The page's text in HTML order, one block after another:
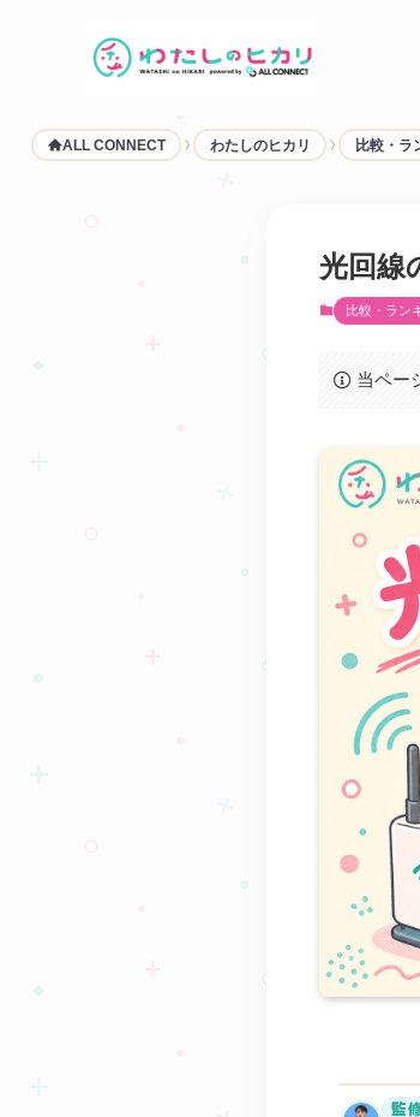
ALL CONNECT わたしのヒカリ 比較・ラ
光回線
比較・ラン
当ペー
監